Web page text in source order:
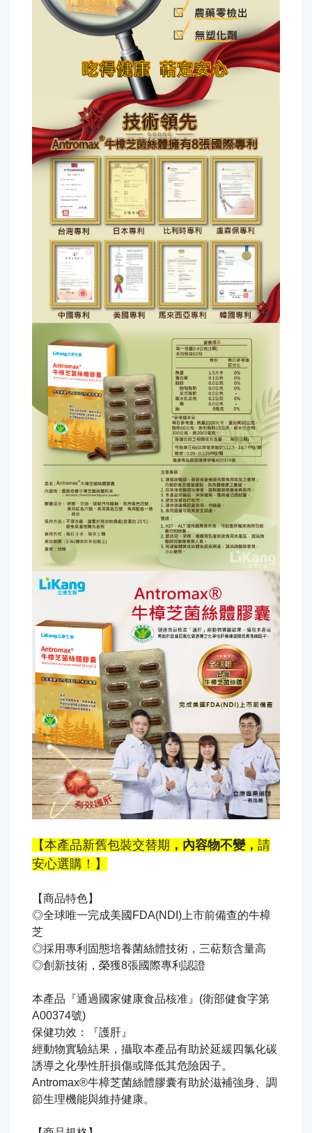
【本產品新舊包裝交替期 ，內容物不變， 請
安心選購！】
【商品特色】
◎全球唯一完成美國FDA(NDI)上市前備查的牛樟
芝
◎採用專利固態培養菌絲體技術，三萜類含量高
◎創新技術，榮獲8張國際專利認證
本產品『通過國家健康食品核准』(衛部健食字第
A00374號)
保健功效：『護肝』
經動物實驗結果，攝取本產品有助於延緩四氯化碳
誘導之化學性肝損傷或降低其危險因子。
Antromax®牛樟芝菌絲體膠囊有助於滋補強身、調
節生理機能與維持健康。